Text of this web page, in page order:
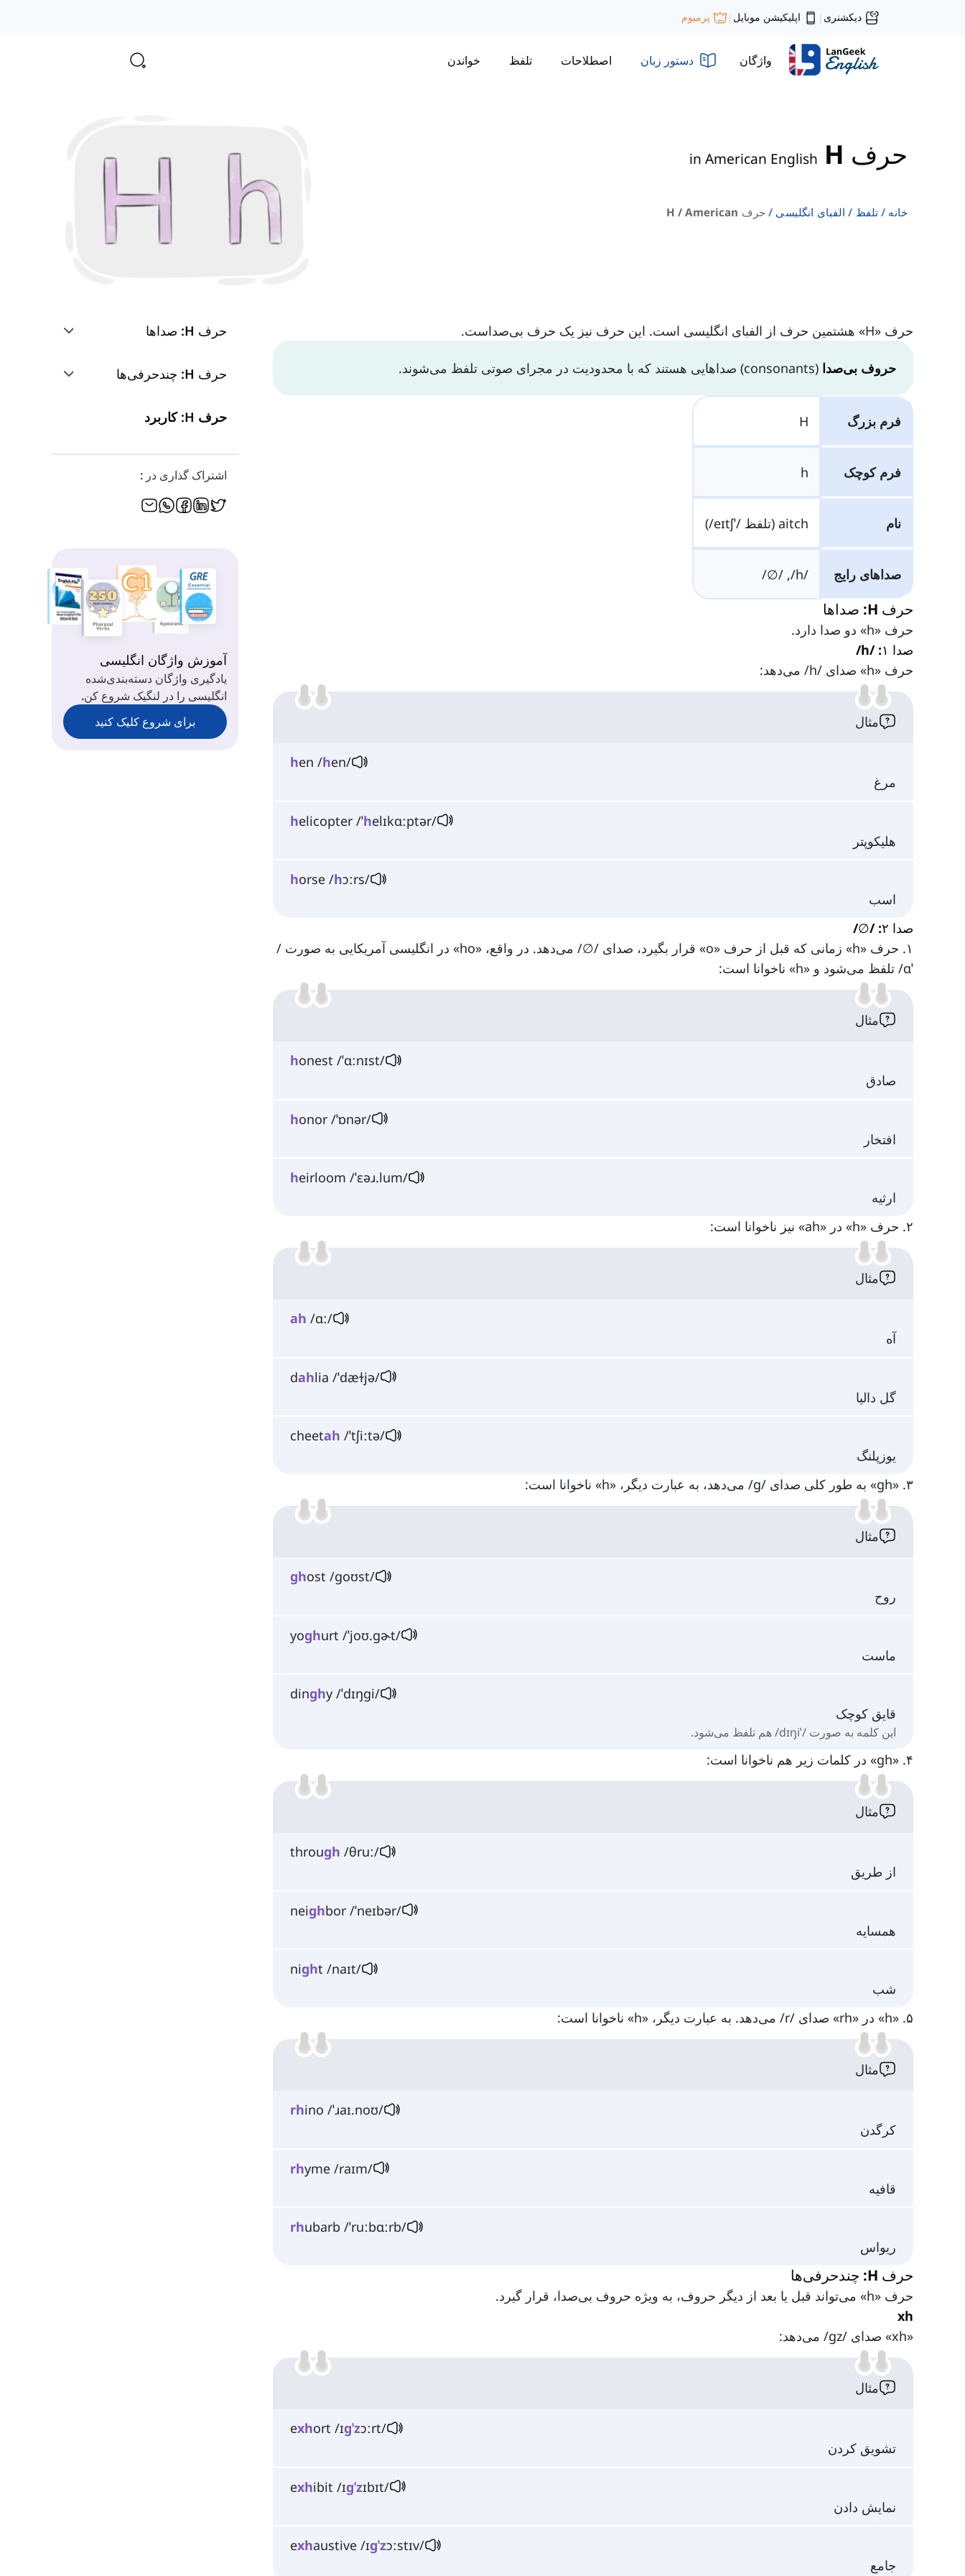
دیکشنری | اپلیکیشن موبایل | پرمیوم
واژگان دستور زبان اصطلاحات تلفظ خواندن
حرف H in American English
خانه تلفظ الفبای انگلیسی حرف H / American
حرف «H» هشتمین حرف از الفبای انگلیسی است. این حرف نیز یک حرف بی‌صداست.
حروف بی‌صدا (consonants) صداهایی هستند که با محدودیت در مجرای صوتی تلفظ می‌شوند.
فرم بزرگ H
فرم کوچک h
نام aitch (تلفظ /ˈeɪtʃ/)
صداهای رایج /h/, /∅/
حرف H: صداها
حرف «h» دو صدا دارد.
صدا ۱: /h/
حرف «h» صدای /h/ می‌دهد:
مثال
hen /hen/
مرغ
helicopter /ˈhelɪkɑːptər/
هلیکوپتر
horse /hɔːrs/
اسب
صدا ۲: /∅/
۱. حرف «h» زمانی که قبل از حرف «o» قرار بگیرد، صدای /∅/ می‌دهد. در واقع، «ho» در انگلیسی آمریکایی به صورت /
ˈɑ/ تلفظ می‌شود و «h» ناخوانا است:
مثال
honest /ˈɑːnɪst/
صادق
honor /ˈɒnər/
افتخار
heirloom /ˈɛəɹ.lum/
ارثیه
۲. حرف «h» در «ah» نیز ناخوانا است:
مثال
ah /ɑː/
آه
dahlia /ˈdæɫjə/
گل دالیا
cheetah /ˈtʃiːtə/
یوزپلنگ
۳. «gh» به طور کلی صدای /ɡ/ می‌دهد، به عبارت دیگر، «h» ناخوانا است:
مثال
ghost /ɡoʊst/
روح
yoghurt /ˈjoʊ.ɡɚt/
ماست
dinghy /ˈdɪŋɡi/
قایق کوچک
این کلمه به صورت /ˈdɪŋi/ هم تلفظ می‌شود.
۴. «gh» در کلمات زیر هم ناخوانا است:
مثال
through /θruː/
از طریق
neighbor /ˈneɪbər/
همسایه
night /naɪt/
شب
۵. «h» در «rh» صدای /r/ می‌دهد. به عبارت دیگر، «h» ناخوانا است:
مثال
rhino /ˈɹaɪ.noʊ/
کرگدن
rhyme /raɪm/
قافیه
rhubarb /ˈruːbɑːrb/
ریواس
حرف H: چندحرفی‌ها
حرف «h» می‌تواند قبل یا بعد از دیگر حروف، به ویژه حروف بی‌صدا، قرار گیرد.
xh
«xh» صدای /gz/ می‌دهد:
مثال
exhort /ɪɡˈzɔːrt/
تشویق کردن
exhibit /ɪɡˈzɪbɪt/
نمایش دادن
exhaustive /ɪɡˈzɔːstɪv/
جامع
حرف H: صداها
صدا ۱: /h/
صدا ۲: /∅/
حرف H: چندحرفی‌ها
xh
he
ch
ph
sh
th
wh
حرف H: کاربرد
اشتراک گذاری در :
آموزش واژگان انگلیسی
یادگیری واژگان دسته‌بندی‌شده
انگلیسی را در لنگیک شروع کن.
برای شروع کلیک کنید